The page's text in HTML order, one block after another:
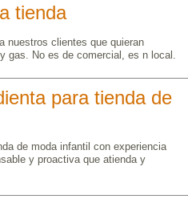
tienda
nuestros clientes que quieran
gas. No es de comercial, es n local.
para tienda de
de moda infantil con experiencia
y proactiva que atienda y